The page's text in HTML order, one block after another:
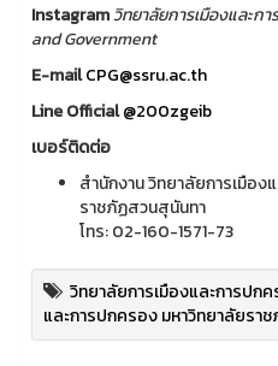
Instagramวิทยาลัยการเมืองและก
and Government
E-mailCPG@ssru.ac.th
Line Official@200zgeib
เบอร์ติดต่อ
สำนักงาน วิทยาลัยการเมือ
ราชภัฏสวนสุนันทา
โทร: 02-160-1571-73
วิทยาลัยการเมืองและการปก
และการปกครอง มหาวิทยาลัยรา